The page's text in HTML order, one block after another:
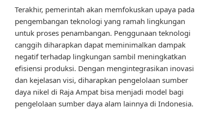
Terakhir, pemerintah akan memfokuskan upaya pada
pengembangan teknologi yang ramah lingkungan
untuk proses penambangan. Penggunaan teknologi
canggih diharapkan dapat meminimalkan dampak
negatif terhadap lingkungan sambil meningkatkan
efisiensi produksi. Dengan mengintegrasikan inovasi
dan kejelasan visi, diharapkan pengelolaan sumber
daya nikel di Raja Ampat bisa menjadi model bagi
pengelolaan sumber daya alam lainnya di Indonesia.